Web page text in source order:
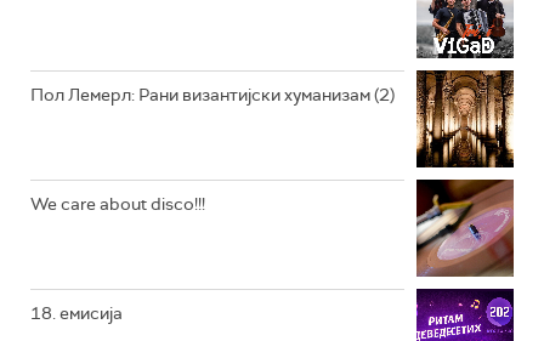
Пол Лемерл: Рани византијски хуманизам (2)
We care about disco!!!
18. емисија